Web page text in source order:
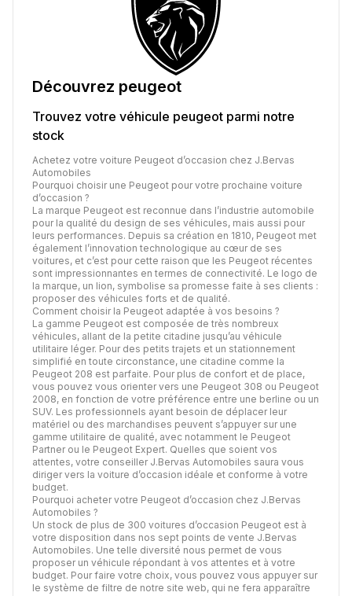
Découvrez peugeot
Trouvez votre véhicule peugeot parmi notre
stock
Achetez votre voiture Peugeot d’occasion chez J.Bervas
Automobiles
Pourquoi choisir une Peugeot pour votre prochaine voiture
d’occasion ?
La marque Peugeot est reconnue dans l’industrie automobile
pour la qualité du design de ses véhicules, mais aussi pour
leurs performances. Depuis sa création en 1810, Peugeot met
également l’innovation technologique au cœur de ses
voitures, et c’est pour cette raison que les Peugeot récentes
sont impressionnantes en termes de connectivité. Le logo de
la marque, un lion, symbolise sa promesse faite à ses clients :
proposer des véhicules forts et de qualité.
Comment choisir la Peugeot adaptée à vos besoins ?
La gamme Peugeot est composée de très nombreux
véhicules, allant de la petite citadine jusqu’au véhicule
utilitaire léger. Pour des petits trajets et un stationnement
simplifié en toute circonstance, une citadine comme la
Peugeot 208 est parfaite. Pour plus de confort et de place,
vous pouvez vous orienter vers une Peugeot 308 ou Peugeot
2008, en fonction de votre préférence entre une berline ou un
SUV. Les professionnels ayant besoin de déplacer leur
matériel ou des marchandises peuvent s’appuyer sur une
gamme utilitaire de qualité, avec notamment le Peugeot
Partner ou le Peugeot Expert. Quelles que soient vos
attentes, votre conseiller J.Bervas Automobiles saura vous
diriger vers la voiture d’occasion idéale et conforme à votre
budget.
Pourquoi acheter votre Peugeot d’occasion chez J.Bervas
Automobiles ?
Un stock de plus de 300 voitures d’occasion Peugeot est à
votre disposition dans nos sept points de vente J.Bervas
Automobiles. Une telle diversité nous permet de vous
proposer un véhicule répondant à vos attentes et à votre
budget. Pour faire votre choix, vous pouvez vous appuyer sur
le système de filtre de notre site web, qui ne fera apparaître